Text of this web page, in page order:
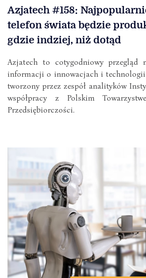
Azjatech #158:
telefon świata będzie
gdzie indziej, niż dotąd
Azjatech to cotygodniowy przegląd
informacji o innowacjach i
tworzony przez zespół analityków
współpracy z Polskim
Przedsiębiorczości.